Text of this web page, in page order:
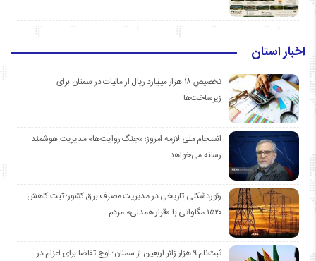
اخبار استان
تخصیص ۱۸ هزار میلیارد ریال از مالیات در سمنان برای
زیرساخت‌ها
انسجام ملی لازمه امروز؛ «جنگ روایت‌ها» مدیریت هوشمند
رسانه می‌خواهد
رکوردشکنی تاریخی در مدیریت مصرف برق کشور؛ ثبت کاهش
۱۵۲۰ مگاواتی با «قرار همدلی» مردم
ثبت‌نام ۹ هزار زائر اربعین از سمنان؛ اوج تقاضا برای اعزام در